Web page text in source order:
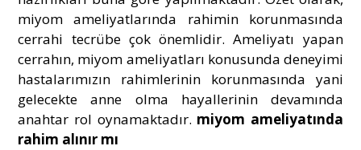
miyom ameliyatlarında rahimin korunmasında
cerrahi tecrübe çok önemlidir. Ameliyatı yapan
cerrahın, miyom ameliyatları konusunda deneyimi
hastalarımızın rahimlerinin korunmasında yani
gelecekte anne olma hayallerinin devamında
anahtar rol oynamaktadır. miyom ameliyatında
rahim alınır mı